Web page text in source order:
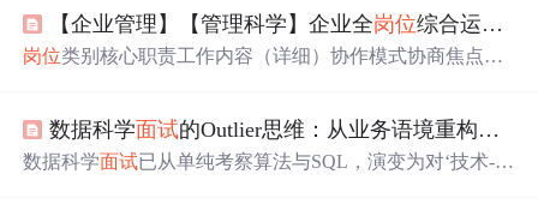
【企业管理】【管理科学】企业全岗位综合运营与组织知识矩阵体系01
岗位类别核心职责工作内容（详细）协作模式协商焦点博
计：C=D(S,B) 3.原型开发 4.测试验证 5.文档编写敏捷团
队、跨功能协作技术方案、资源分配、优先级纳什均衡：u
数据科学面试的Outlier思维：从业务语境重构技术表达
数据科学面试已从单纯考察算法与SQL，演变为对‘技术-业